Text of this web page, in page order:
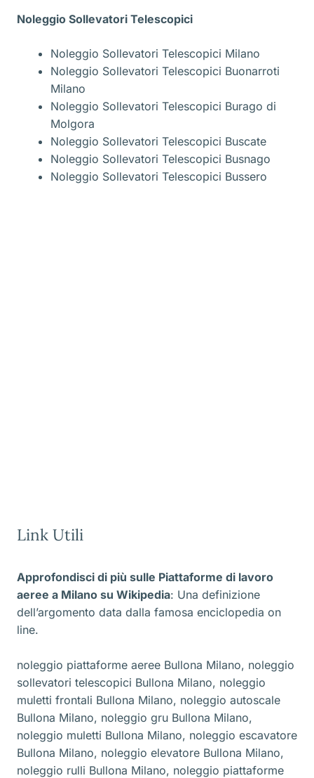
Noleggio Sollevatori Telescopici
Noleggio Sollevatori Telescopici Milano
Noleggio Sollevatori Telescopici Buonarroti
Milano
Noleggio Sollevatori Telescopici Burago di
Molgora
Noleggio Sollevatori Telescopici Buscate
Noleggio Sollevatori Telescopici Busnago
Noleggio Sollevatori Telescopici Bussero
Link Utili
Approfondisci di più sulle Piattaforme di lavoro
aeree a Milano su Wikipedia: Una definizione
dell’argomento data dalla famosa enciclopedia on
line.
noleggio piattaforme aeree Bullona Milano, noleggio
sollevatori telescopici Bullona Milano, noleggio
muletti frontali Bullona Milano, noleggio autoscale
Bullona Milano, noleggio gru Bullona Milano,
noleggio muletti Bullona Milano, noleggio escavatore
Bullona Milano, noleggio elevatore Bullona Milano,
noleggio rulli Bullona Milano, noleggio piattaforme